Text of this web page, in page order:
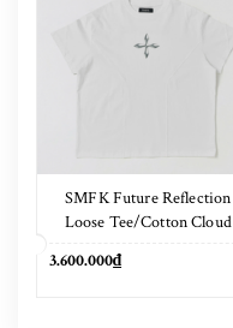
SMFK Future Reflection
Loose Tee/Cotton Cloud
3.600.000₫